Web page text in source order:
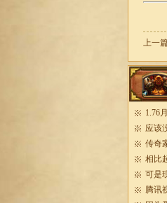
上一
1.76
应该
传奇
相比
可是
腾讯